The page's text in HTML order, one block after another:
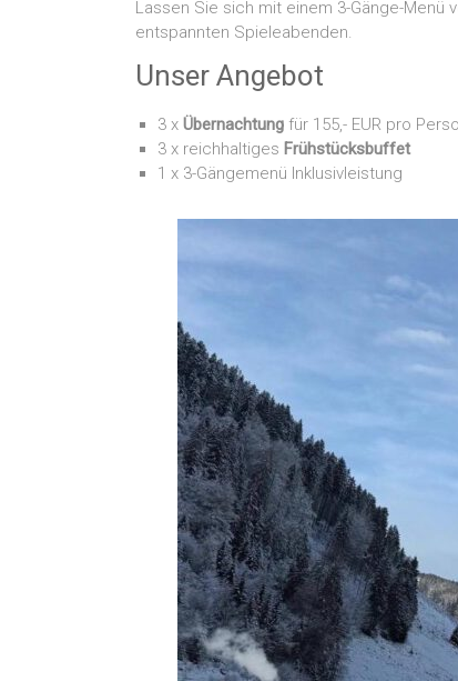
Lassen Sie sich mit einem 3-Gänge-Menü
entspannten Spieleabenden.
Unser Angebot
3 x Übernachtung für 155,- EUR pro
3 x reichhaltiges Frühstücksbuffet
1 x 3-Gängemenü Inklusivleistung